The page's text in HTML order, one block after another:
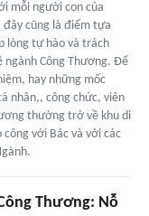
mỗi người con của
đây cũng là điểm tựa
lòng tự hào và trách
ngành Công Thương. Để
hay những mốc
nhân,, công chức, viên
thường trở về khu di
với Bác và với các
Thương: Nỗ